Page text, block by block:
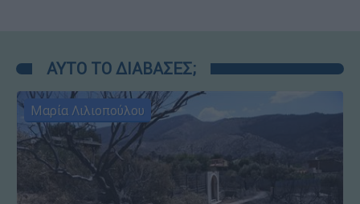
ΑΥΤΟ ΤΟ ΔΙΑΒΑΣΕΣ;
Μαρία Λιλιοπούλου